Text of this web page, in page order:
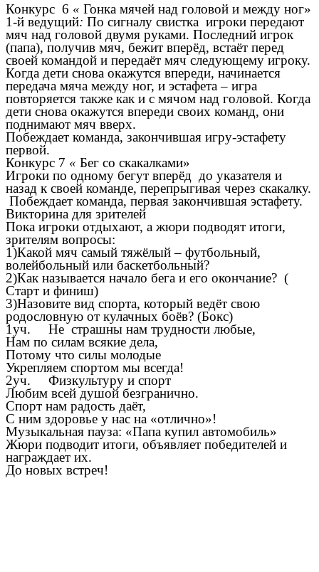
Конкурс 6 « Гонка мячей над головой и между ног»
1-й ведущий: По сигналу свистка игроки передают
мяч над головой двумя руками. Последний игрок
(папа), получив мяч, бежит вперёд, встаёт перед
своей командой и передаёт мяч следующему игроку.
Когда дети снова окажутся впереди, начинается
передача мяча между ног, и эстафета – игра
повторяется также как и с мячом над головой. Когда
дети снова окажутся впереди своих команд, они
поднимают мяч вверх.
Побеждает команда, закончившая игру-эстафету
первой.
Конкурс 7 « Бег со скакалками»
Игроки по одному бегут вперёд до указателя и
назад к своей команде, перепрыгивая через скакалку.
Побеждает команда, первая закончившая эстафету.
Викторина для зрителей
Пока игроки отдыхают, а жюри подводят итоги,
зрителям вопросы:
1)Какой мяч самый тяжёлый – футбольный,
волейбольный или баскетбольный?
2)Как называется начало бега и его окончание? (
Старт и финиш)
3)Назовите вид спорта, который ведёт свою
родословную от кулачных боёв? (Бокс)
1уч. Не страшны нам трудности любые,
Нам по силам всякие дела,
Потому что силы молодые
Укрепляем спортом мы всегда!
2уч. Физкультуру и спорт
Любим всей душой безгранично.
Спорт нам радость даёт,
С ним здоровье у нас на «отлично»!
Музыкальная пауза: «Папа купил автомобиль»
Жюри подводит итоги, объявляет победителей и
награждает их.
До новых встреч!